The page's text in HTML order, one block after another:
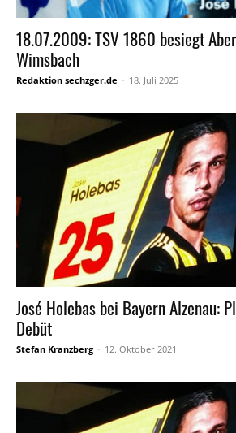
18.07.2009: TSV 1860 besiegt
Wimsbach
Redaktion sechzger.de - 18. Juli 2025
José Holebas bei Bayern Alzenau:
Debüt
Stefan Kranzberg - 12. Oktober 2021